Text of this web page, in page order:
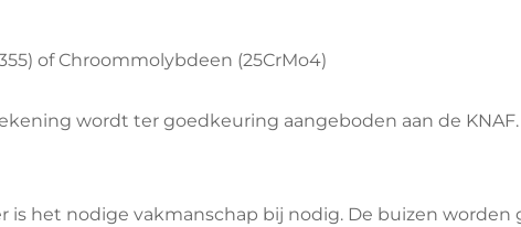
of Chroommolybdeen (25CrMo4)
wordt ter goedkeuring aangeboden aan de
het nodige vakmanschap bij nodig. De buizen worden